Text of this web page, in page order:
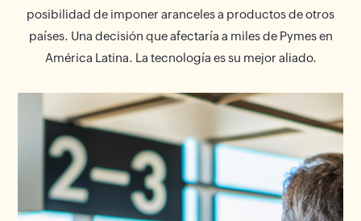
posibilidad de imponer aranceles a productos de otros
países. Una decisión que afectaría a miles de Pymes en
América Latina. La tecnología es su mejor aliado.